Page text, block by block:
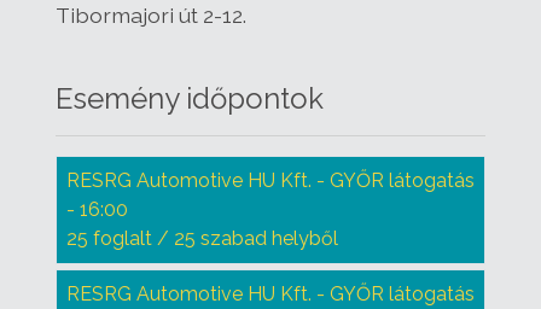
Tibormajori út 2-12.
Esemény időpontok
RESRG Automotive HU Kft. - GYŐR látogatás
- 16:00
25 foglalt / 25 szabad helyből
RESRG Automotive HU Kft. - GYŐR látogatás